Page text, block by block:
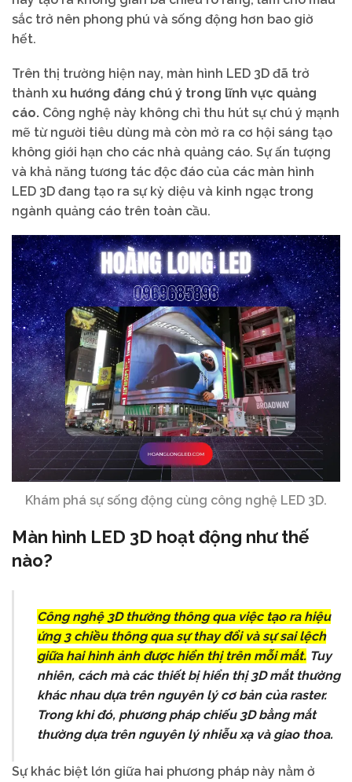
sắc trở nên phong phú và sống động hơn bao giờ
hết.
Trên thị trường hiện nay, màn hình LED 3D đã trở
thành xu hướng đáng chú ý trong lĩnh vực quảng
cáo. Công nghệ này không chỉ thu hút sự chú ý mạnh
mẽ từ người tiêu dùng mà còn mở ra cơ hội sáng tạo
không giới hạn cho các nhà quảng cáo. Sự ấn tượng
và khả năng tương tác độc đáo của các màn hình
LED 3D đang tạo ra sự kỳ diệu và kinh ngạc trong
ngành quảng cáo trên toàn cầu.
Khám phá sự sống động cùng công nghệ LED 3D.
Màn hình LED 3D hoạt động như thế
nào?
Công nghệ 3D thường thông qua việc tạo ra hiệu
ứng 3 chiều thông qua sự thay đổi và sự sai lệch
giữa hai hình ảnh được hiển thị trên mỗi mắt. Tuy
nhiên, cách mà các thiết bị hiển thị 3D mắt thường
khác nhau dựa trên nguyên lý cơ bản của raster.
Trong khi đó, phương pháp chiếu 3D bằng mắt
thường dựa trên nguyên lý nhiễu xạ và giao thoa.
Sự khác biệt lớn giữa hai phương pháp này nằm ở